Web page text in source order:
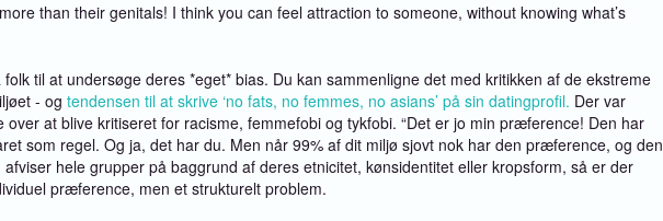
than their genitals! I think you can feel attraction to someone, without knowing what’s
til at undersøge deres *eget* bias. Du kan sammenligne det med kritikken af de ekstreme
- ogtendensen til at skrive ‘no fats, no femmes, no asians’ på sin datingprofil. Der var
over at blive kritiseret for racisme, femmefobi og tykfobi. “Det er jo min præference! Den har
som regel. Og ja, det har du. Men når 99% af dit miljø sjovt nok har den præference, og den
hele grupper på baggrund af deres etnicitet, kønsidentitet eller kropsform, så er der
præference, men et strukturelt problem.